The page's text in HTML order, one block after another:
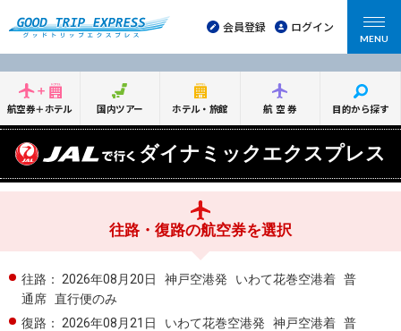
会員登録 ログイン
MENU
航空券＋ホテル 国内ツアー ホテル・旅館 航空券 目的から探す
ダイナミックエクスプレス
往路・復路の航空券を選択
往路： 2026年08月20日 神戸空港発 いわて花巻空港着 普
通席 直行便のみ
復路：
2026年08月21日 いわて花巻空港発 神戸空港着 普